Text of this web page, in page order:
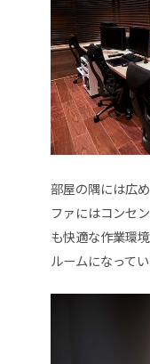
部屋の隅には広
ファにはコンセ
も快適な作業環
ルームになってい